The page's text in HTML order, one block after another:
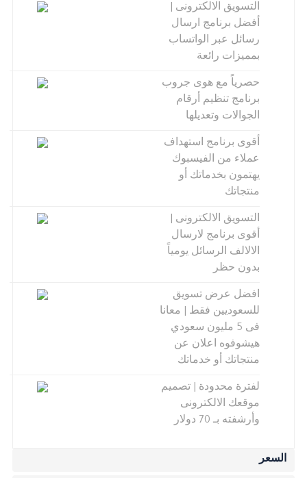
التسويق الالكترونى |
أفضل برنامج ارسال
رسائل عبر الواتساب
بمميزات رائعة
حصرياً مع هوى جروب
برنامج تنظيم أرقام
الجوالات وتعديلها
أقوى برنامج استهداف
عملاء من الفيسبوك
يهتمون بخدماتك أو
منتجاتك
التسويق الالكترونى |
أقوى برنامج لارسال
الالالف الرسائل يومياً
بدون حظر
افضل عرض تسويق
للسعوديين فقط | معانا
فى 5 مليون سعودي
هيشوفوه اعلان عن
منتجاتك أو خدماتك
لفترة محدودة | تصميم
موقعك الالكترونى
وأرشفته بـ 70 دولار
السعر